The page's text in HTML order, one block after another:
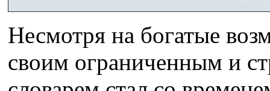
Несмотря на богатые
своим ограниченным и